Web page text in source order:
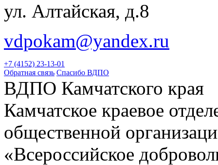
ул. Алтайская, д.8
vdpokam@yandex.ru
+7 (4152) 23-13-01
Обратная связь Спасибо ВДПО
ВДПО Камчатского края
Камчатское краевое
общественной
«Всероссийское